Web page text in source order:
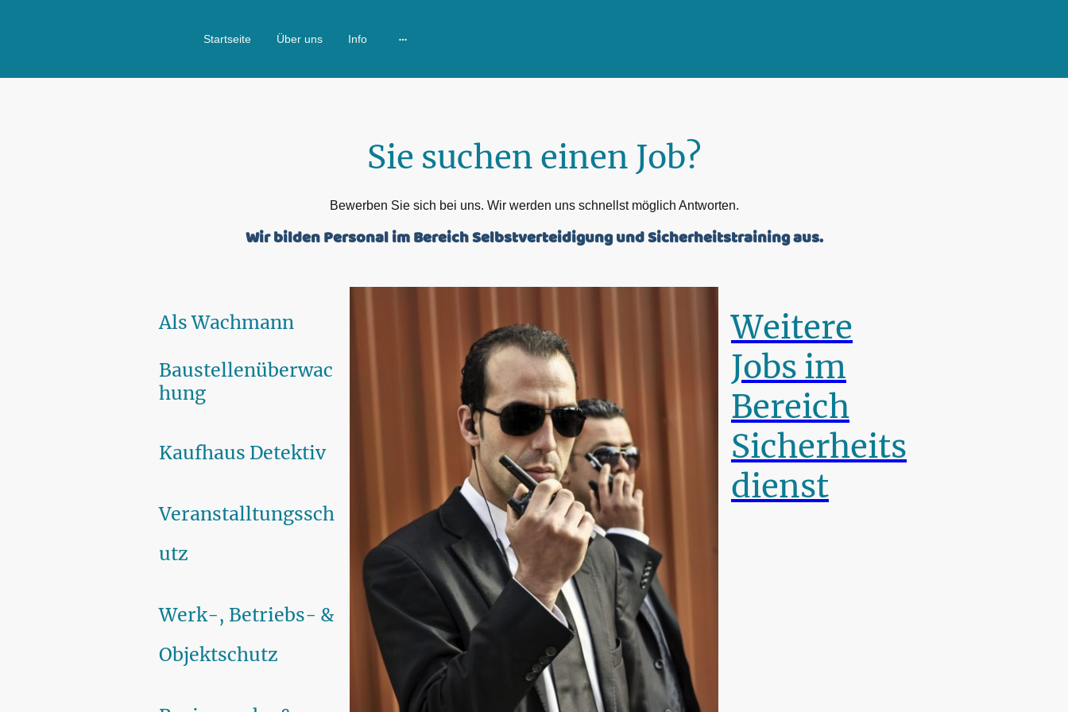
Startseite Über uns Info
Sie suchen einen Job?
Bewerben Sie sich bei uns. Wir werden uns schnellst möglich Antworten.
Wir bilden Personal im Bereich Selbstverteidigung und Sicherheitstraining aus.
Als Wachmann
Baustellenüberwac
hung
Kaufhaus Detektiv
Veranstalltungssch
utz
Werk-, Betriebs- &
Objektschutz
Weitere
Jobs im
Bereich
Sicherheits
dienst